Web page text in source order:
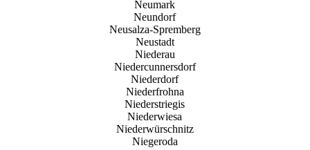
Neumark
Neundorf
Neusalza-Spremberg
Neustadt
Niederau
Niedercunnersdorf
Niederdorf
Niederfrohna
Niederstriegis
Niederwiesa
Niederwürschnitz
Niegeroda